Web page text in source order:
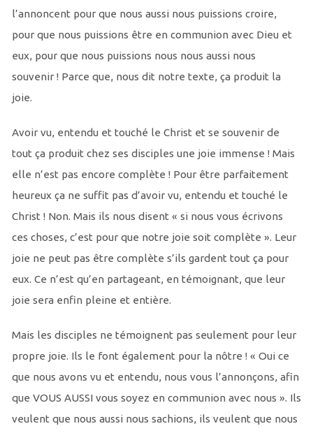
l’annoncent pour que nous aussi nous puissions croire,
pour que nous puissions être en communion avec Dieu et
eux, pour que nous puissions nous nous aussi nous
souvenir ! Parce que, nous dit notre texte, ça produit la
joie.
Avoir vu, entendu et touché le Christ et se souvenir de
tout ça produit chez ses disciples une joie immense ! Mais
elle n’est pas encore complète ! Pour être parfaitement
heureux ça ne suffit pas d’avoir vu, entendu et touché le
Christ ! Non. Mais ils nous disent « si nous vous écrivons
ces choses, c’est pour que notre joie soit complète ». Leur
joie ne peut pas être complète s’ils gardent tout ça pour
eux. Ce n’est qu’en partageant, en témoignant, que leur
joie sera enfin pleine et entière.
Mais les disciples ne témoignent pas seulement pour leur
propre joie. Ils le font également pour la nôtre ! « Oui ce
que nous avons vu et entendu, nous vous l’annonçons, afin
que VOUS AUSSI vous soyez en communion avec nous ». Ils
veulent que nous aussi nous sachions, ils veulent que nous